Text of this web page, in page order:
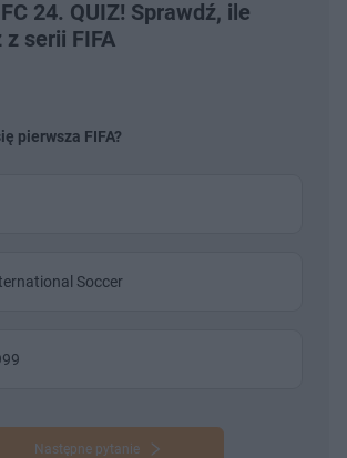
24. QUIZ! Sprawdź, ile
serii FIFA
pierwsza FIFA?
Soccer
Następne pytanie